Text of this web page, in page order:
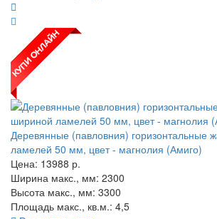
Деревянные (павловния) горизонтальные
ламелей 50 мм, цвет - магнолия (Амиго)
Цена: 13988 р.
Ширина макс., мм: 2300
Высота макс., мм: 3300
Площадь макс., кв.м.: 4,5